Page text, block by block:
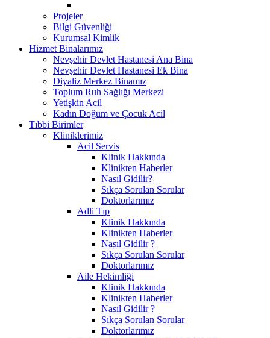
Projeler
Bilgi Güvenliği
Kurumsal Kimlik
Hizmet Binalarımız
Nevşehir Devlet Hastanesi Ana Bina
Nevşehir Devlet Hastanesi Ek Bina
Diyaliz Merkez Binamız
Toplum Ruh Sağlığı Merkezi
Yetişkin Acil
Kadın Doğum ve Çocuk Acil
Tıbbi Birimler
Kliniklerimiz
Acil Servis
Klinik Hakkında
Klinikten Haberler
Nasıl Gidilir?
Sıkça Sorulan Sorular
Doktorlarımız
Adli Tıp
Klinik Hakkında
Klinikten Haberler
Nasıl Gidilir ?
Sıkça Sorulan Sorular
Doktorlarımız
Aile Hekimliği
Klinik Hakkında
Klinikten Haberler
Nasıl Gidilir ?
Sıkça Sorulan Sorular
Doktorlarımız